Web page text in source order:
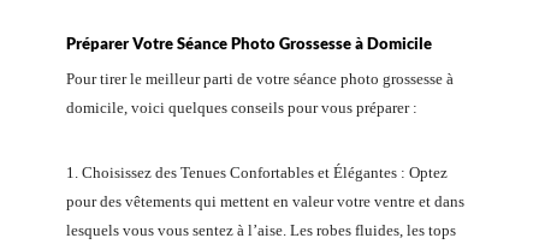
Préparer Votre Séance Photo Grossesse à Domicile
Pour tirer le meilleur parti de votre séance photo grossesse à
domicile, voici quelques conseils pour vous préparer :
1. Choisissez des Tenues Confortables et Élégantes : Optez
pour des vêtements qui mettent en valeur votre ventre et dans
lesquels vous vous sentez à l’aise. Les robes fluides, les tops